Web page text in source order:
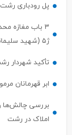
پل رودباری
۳ باب مغازه
ژ۵ (شهید سلیمانی) به زودی افتتاح می‌شود
تأکید شهردار
ابر قهرمانان
بررسی چالش‌ها
املاک در رشت